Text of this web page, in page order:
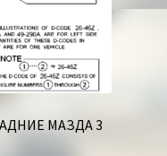
МАЗДА 3